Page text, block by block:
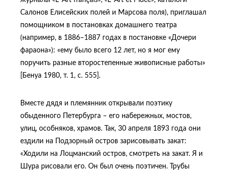
Салонов Елисейских полей и Марсова поля), приглашал
помощником в постановках домашнего театра
(например, в 1886–1887 годах в постановке «Дочери
фараона»): «ему было всего 12 лет, но я мог ему
поручить разные второстепенные живописные работы»
[Бенуа 1980, т. 1, с. 555].
Вместе дядя и племянник открывали поэтику
обыденного Петербурга – его набережных, мостов,
улиц, особняков, храмов. Так, 30 апреля 1893 года они
ездили на Подзорный остров зарисовывать закат:
«Ходили на Лоцманский остров, смотреть на закат. Я и
Шура рисовали его. Он был очень поэтичен. Трубы